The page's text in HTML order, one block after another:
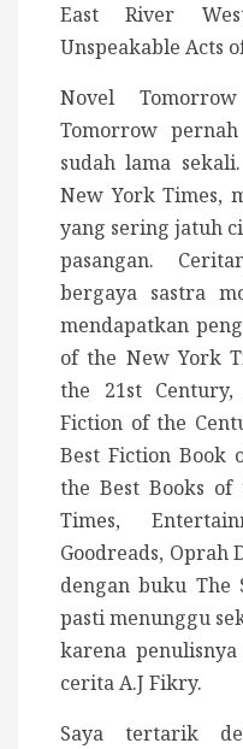
East River
Unspeakable Acts
Novel
Tomorrow
sudah lama
New York Times,
yang sering jatuh
pasangan.
bergaya sastra
mendapatkan
of the New York
the 21st
Fiction of the
Best Fiction Book
the Best Books
Times,
Goodreads, Oprah
dengan buku The
pasti menunggu
karena
cerita A.J Fikry.
Saya tertarik